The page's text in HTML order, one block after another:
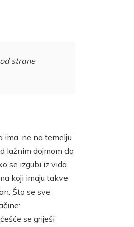
strane
ima, ne na temelju
lažnim dojmom da
se izgubi iz vida
koji imaju takve
Što se sve
se griješi